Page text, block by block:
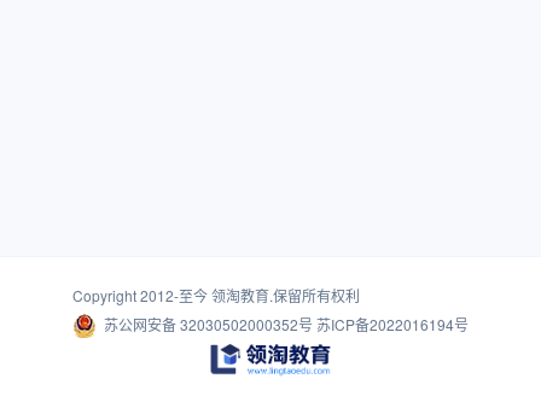
Copyright 2012-至今领淘教育.保留所有权利
苏公网安备 32030502000352号 苏ICP备2022016194号